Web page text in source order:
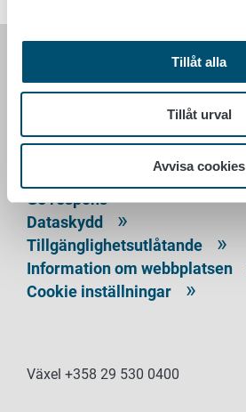
Tillåt alla
Tillåt urval
Avvisa cookies
LIVSMEDELSVERKET
00027 LIVSMEDELSVERKET
Ge respons
Dataskydd
Tillgänglighetsutlåtande
Information om webbplatsen
Cookie inställningar
Växel +358 29 530 0400